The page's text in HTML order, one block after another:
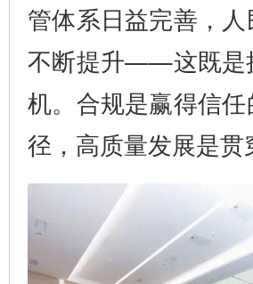
管体系日益完善，
不断提升——这既是
机。合规是赢得信
径，高质量发展是